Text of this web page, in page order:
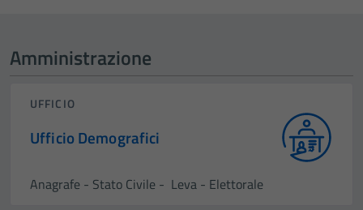
Amministrazione
UFFICIO
Ufficio Demografici
Anagrafe - Stato Civile - Leva - Elettorale